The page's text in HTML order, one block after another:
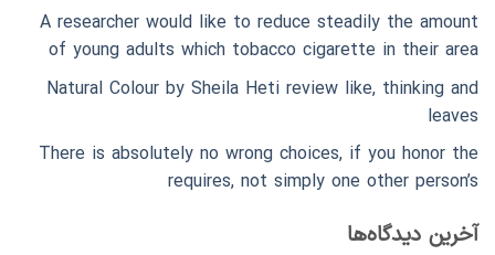
A researcher would like to reduce steadily the amount
of young adults which tobacco cigarette in their area
Natural Colour by Sheila Heti review like, thinking and
leaves
There is absolutely no wrong choices, if you honor the
requires, not simply one other person’s
آخرین دیدگاه‌ها